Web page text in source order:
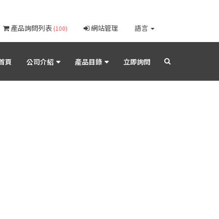
產品詢問列表 (100) 網站管理 語言
頁 公司介紹 產品目錄 立即詢問